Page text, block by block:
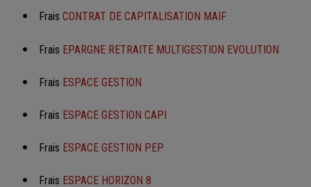
Frais CONTRAT DE CAPITALISATION MAIF
Frais EPARGNE RETRAITE MULTIGESTION EVOLUTION
Frais ESPACE GESTION
Frais ESPACE GESTION CAPI
Frais ESPACE GESTION PEP
Frais ESPACE HORIZON 8